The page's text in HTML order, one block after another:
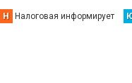
Н Налоговая информирует